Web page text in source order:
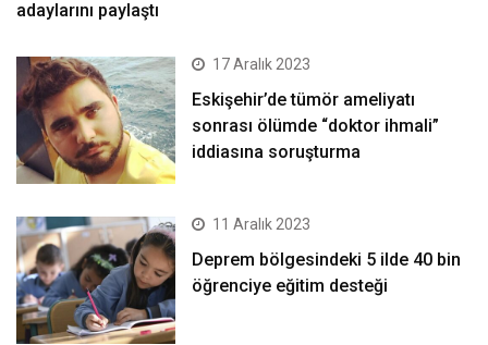
adaylarını paylaştı
17 Aralık 2023
Eskişehir’de tümör ameliyatı
sonrası ölümde “doktor ihmali”
iddiasına soruşturma
11 Aralık 2023
Deprem bölgesindeki 5 ilde 40 bin
öğrenciye eğitim desteği